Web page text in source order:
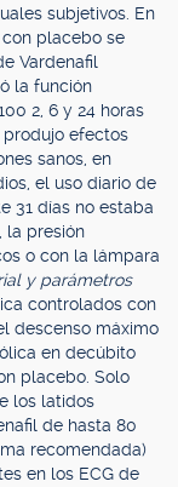
subjetivos. En
placebo se
Vardenafil
la función
2, 6 y 24 horas
produjo efectos
sanos, en
el uso diario de
31 días no estaba
la presión
o con la lámpara
y parámetros
controlados con
descenso máximo
en decúbito
placebo. Solo
los latidos
de hasta 80
recomendada)
en los ECG de